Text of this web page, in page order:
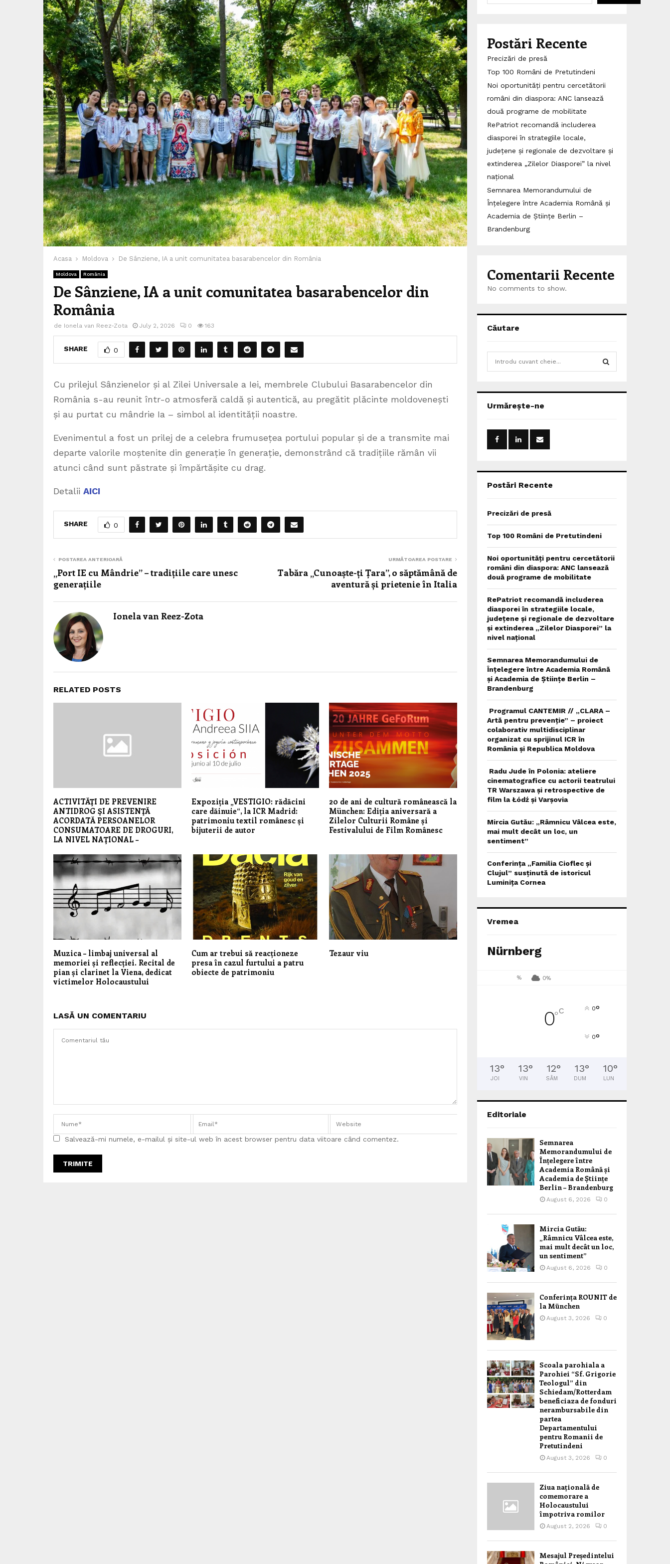
Acasa Moldova De Sânziene, IA a unit comunitatea basarabencelor din România
Moldova România
De Sânziene, IA a unit comunitatea basarabencelor din
România
de Ionela van Reez-Zota July 2, 2026 0 163
SHARE 0
Cu prilejul Sânzienelor și al Zilei Universale a Iei, membrele Clubului Basarabencelor din
România s-au reunit într-o atmosferă caldă și autentică, au pregătit plăcinte moldovenești
și au purtat cu mândrie Ia – simbol al identității noastre.
Evenimentul a fost un prilej de a celebra frumusețea portului popular și de a transmite mai
departe valorile moștenite din generație în generație, demonstrând că tradițiile rămân vii
atunci când sunt păstrate și împărtășite cu drag.
Detalii AICI
SHARE 0
POSTAREA ANTERIOARĂ
„Port IE cu Mândrie” – tradițiile care unesc
generațiile
URMĂTOAREA POSTARE
Tabăra „Cunoaște-ți Țara”, o săptămână de
aventură și prietenie în Italia
Ionela van Reez-Zota
RELATED POSTS
ACTIVITĂŢI DE PREVENIRE
ANTIDROG ŞI ASISTENŢĂ
ACORDATĂ PERSOANELOR
CONSUMATOARE DE DROGURI,
LA NIVEL NAŢIONAL –
Expoziția „VESTIGIO: rădăcini
care dăinuie“, la ICR Madrid:
patrimoniu textil românesc și
bijuterii de autor
20 de ani de cultură românească la
München: Ediția aniversară a
Zilelor Culturii Române și
Festivalului de Film Românesc
Muzica – limbaj universal al
memoriei și reflecției. Recital de
pian și clarinet la Viena, dedicat
victimelor Holocaustului
Cum ar trebui să reacționeze
presa în cazul furtului a patru
obiecte de patrimoniu
Tezaur viu
LASĂ UN COMENTARIU
Salvează-mi numele, e-mailul și site-ul web în acest browser pentru data viitoare când comentez.
Postări Recente
Precizări de presă
Top 100 Români de Pretutindeni
Noi oportunități pentru cercetătorii
români din diaspora: ANC lansează
două programe de mobilitate
RePatriot recomandă includerea
diasporei în strategiile locale,
județene și regionale de dezvoltare și
extinderea „Zilelor Diasporei” la nivel
național
Semnarea Memorandumului de
Înțelegere între Academia Română și
Academia de Științe Berlin –
Brandenburg
Comentarii Recente
No comments to show.
Căutare
h
o
:
Urmărește-ne
Postări Recente
Precizări de presă
Top 100 Români de Pretutindeni
Noi oportunități pentru cercetătorii
români din diaspora: ANC lansează
două programe de mobilitate
RePatriot recomandă includerea
diasporei în strategiile locale,
județene și regionale de dezvoltare
și extinderea „Zilelor Diasporei” la
nivel național
Semnarea Memorandumului de
Înțelegere între Academia Română
și Academia de Științe Berlin –
Brandenburg
Programul CANTEMIR // „CLARA –
Artă pentru prevenție” – proiect
colaborativ multidisciplinar
organizat cu sprijinul ICR în
România și Republica Moldova
Radu Jude în Polonia: ateliere
cinematografice cu actorii teatrului
TR Warszawa și retrospective de
film la Łódź și Varșovia
Mircia Gutău: „Râmnicu Vâlcea este,
mai mult decât un loc, un
sentiment”
Conferința „Familia Cioflec și
Clujul” susținută de istoricul
Luminița Cornea
Vremea
Nürnberg
% 0%
0°C 0°
0°
13°
JOI
13°
VIN
12°
SÂM
13°
DUM
10°
LUN
Editoriale
Semnarea
Memorandumului de
Înțelegere între
Academia Română și
Academia de Științe
Berlin – Brandenburg
August 6, 2026 0
Mircia Gutău:
„Râmnicu Vâlcea este,
mai mult decât un loc,
un sentiment”
August 6, 2026 0
Conferința ROUNIT de
la München
August 3, 2026 0
Scoala parohiala a
Parohiei “Sf. Grigorie
Teologul” din
Schiedam/Rotterdam
beneficiaza de fonduri
nerambursabile din
partea
Departamentului
pentru Romanii de
Pretutindeni
August 3, 2026 0
Ziua națională de
comemorare a
Holocaustului
împotriva romilor
August 2, 2026 0
Mesajul Președintelui